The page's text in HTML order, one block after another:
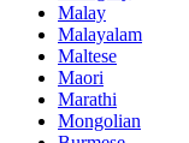
Malay
Malayalam
Maltese
Maori
Marathi
Mongolian